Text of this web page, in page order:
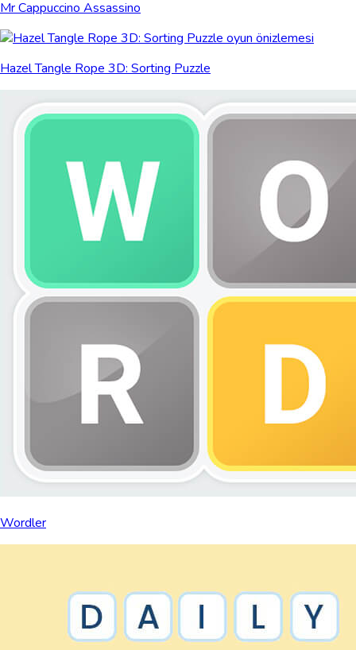
Mr Cappuccino Assassino
Hazel Tangle Rope 3D: Sorting Puzzle
Wordler